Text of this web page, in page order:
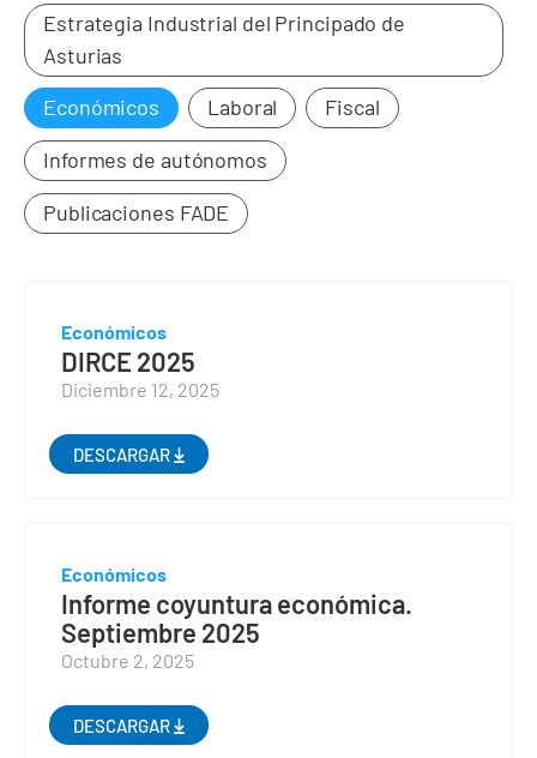
Estrategia Industrial del Principado de
Asturias
Económicos
Laboral
Fiscal
Informes de autónomos
Publicaciones FADE
Económicos
DIRCE 2025
Diciembre 12, 2025
DESCARGAR
Económicos
Informe coyuntura económica.
Septiembre 2025
Octubre 2, 2025
DESCARGAR